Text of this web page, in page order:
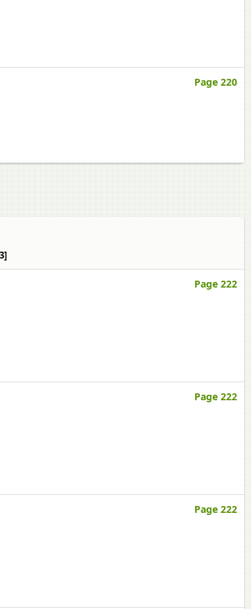
Page 220
Page 222
Page 222
Page 222